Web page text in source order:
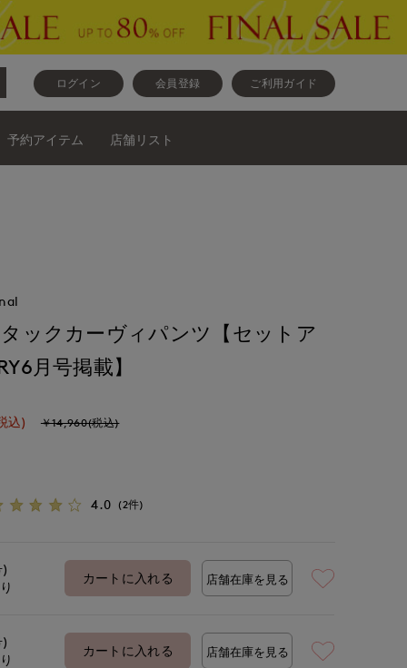
ログイン 会員登録 ご利用ガイド
予約アイテム 店舗リスト
タックカーヴィパンツ【セットア
月号掲載】
込) ￥14,960(税込)
4.0 (2件)
カートに入れる 店舗在庫を見る
)
カートに入れる 店舗在庫を見る